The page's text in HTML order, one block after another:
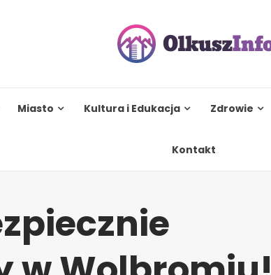
Miasto Kultura i Edukacja Zdrowie
Kontakt